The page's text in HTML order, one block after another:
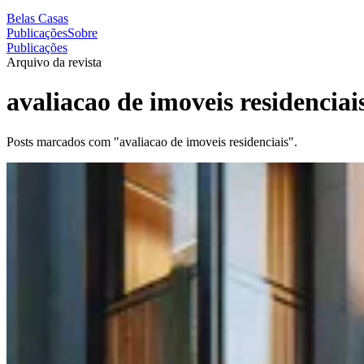
Belas Casas
PublicaçõesSobre
Publicações
Arquivo da revista
avaliacao de imoveis
Posts marcados com "avaliacao de imoveis residenciais".